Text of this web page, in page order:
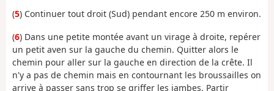
(5) Continuer tout droit (Sud) pendant encore 250 m environ.
(6) Dans une petite montée avant un virage à droite, repérer
un petit aven sur la gauche du chemin. Quitter alors le
chemin pour aller sur la gauche en direction de la crête. Il
n'y a pas de chemin mais en contournant les broussailles on
arrive à passer sans trop se griffer les jambes. Partir